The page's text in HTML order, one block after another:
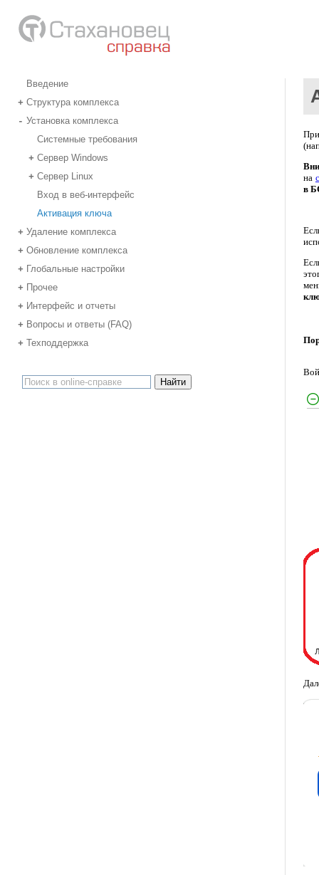
Введение
+ Структура комплекса
- Установка комплекса
Системные требования
+ Сервер Windows
+ Сервер Linux
Вход в веб-интерфейс
Активация ключа
+ Удаление комплекса
+ Обновление комплекса
+ Глобальные настройки
+ Прочее
+ Интерфейс и отчеты
+ Вопросы и ответы (FAQ)
+ Техподдержка
на
в